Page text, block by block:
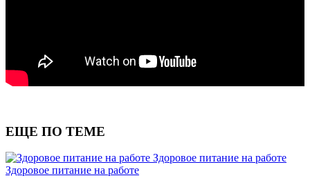
ЕЩЕ ПО ТЕМЕ
Здоровое питание на работе
Здоровое питание на работе